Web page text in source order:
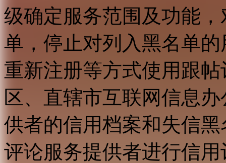
级确定服务范围及功能
单，停止对列入黑名单
重新注册等方式使用跟
区、直辖市互联网信息
供者的信用档案和失信
评论服务提供者进行信用